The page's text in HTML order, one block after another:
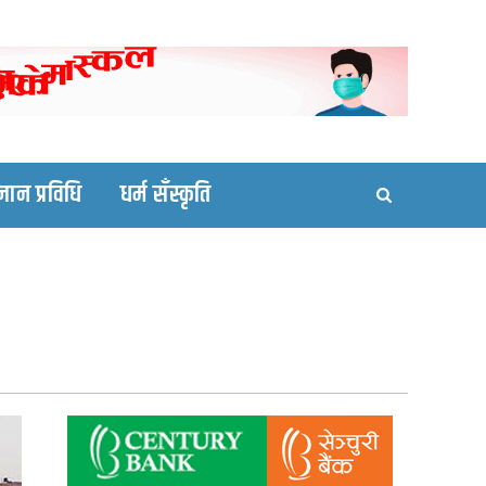
site
प्रविधि धर्म सँस्कृति